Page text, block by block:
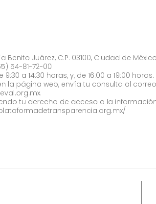
Benito Juárez, C.P. 03100, Ciudad de
54-81-72-00
a 14:30 horas, y, de 16:00 a 19:00 horas.
la página web, envía tu consulta al
.
tu derecho de acceso a la